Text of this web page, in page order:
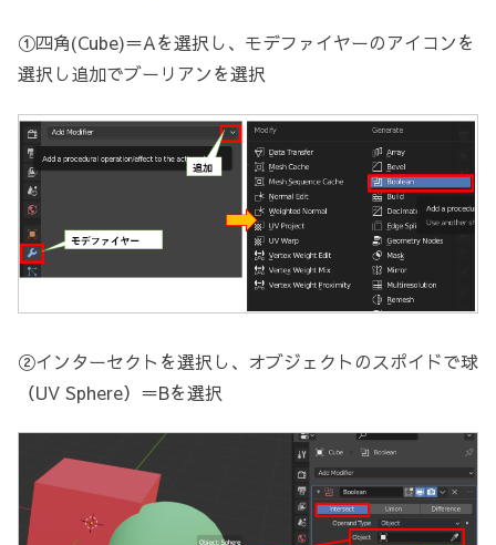
①四角(Cube)＝Aを選択し、モデファイヤーのアイコンを
選択し追加でブーリアンを選択
②インターセクトを選択し、オブジェクトのスポイドで球
（UV Sphere）＝Bを選択